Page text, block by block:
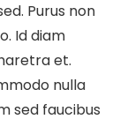
Purus non
Id diam
et.
nulla
sed faucibus